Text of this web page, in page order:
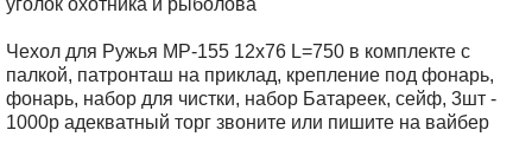
уголок охотника и рыболова
Чехол для Ружья МР-155 12x76 L=750 в комплекте с
палкой, патронташ на приклад, крепление под фонарь,
фонарь, набор для чистки, набор Батареек, сейф, 3шт -
1000р адекватный торг звоните или пишите на вайбер